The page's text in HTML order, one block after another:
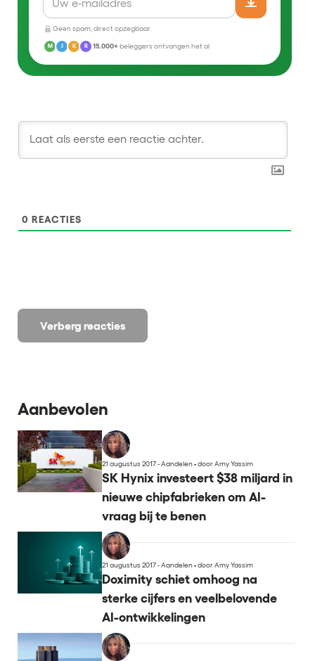
Geen spam, direct opzegbaar.
M J K R 15.000+beleggers ontvangen het al
Verberg reacties
0 REACTIES
Aanbevolen
21 augustus 2017 - Aandelen•door Amy Yassim
SK Hynix investeert $38 miljard in
nieuwe chipfabrieken om AI-
vraag bij te benen
21 augustus 2017 - Aandelen•door Amy Yassim
Doximity schiet omhoog na
sterke cijfers en veelbelovende
AI-ontwikkelingen